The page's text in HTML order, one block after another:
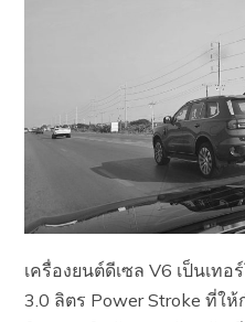
เครื่องยนต์ดีเซล V6 เป็นเท
3.0 ลิตร Power Stroke ที่ใ